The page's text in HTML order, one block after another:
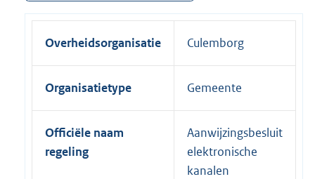
Overheidsorganisatie Culemborg
Organisatietype Gemeente
Officiële naam
regeling
Aanwijzingsbesluit
elektronische
kanalen